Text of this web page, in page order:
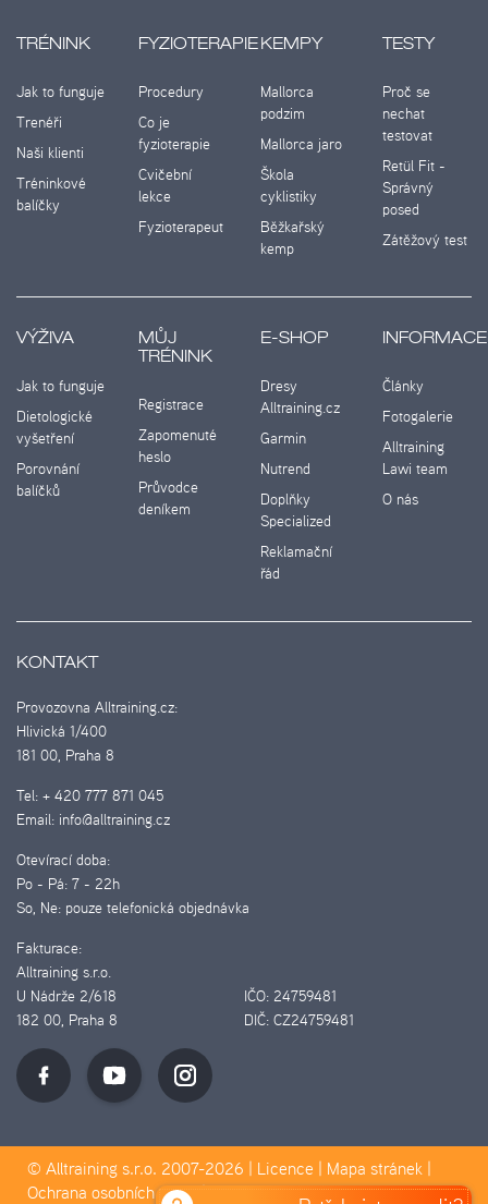
TRÉNINK
Jak to funguje
Trenéři
Naši klienti
Tréninkové
balíčky
FYZIOTERAPIE
Procedury
Co je
fyzioterapie
Cvičební
lekce
Fyzioterapeut
KEMPY
Mallorca
podzim
Mallorca jaro
Škola
cyklistiky
Běžkařský
kemp
TESTY
Proč se
nechat
testovat
Retül Fit -
Správný
posed
Zátěžový test
VÝŽIVA
Jak to funguje
Dietologické
vyšetření
Porovnání
balíčků
MŮJ
TRÉNINK
Registrace
Zapomenuté
heslo
Průvodce
deníkem
E-SHOP
Dresy
Alltraining.cz
Garmin
Nutrend
Doplňky
Specialized
Reklamační
řád
INFORMACE
Články
Fotogalerie
Alltraining
Lawi team
O nás
KONTAKT
Provozovna Alltraining.cz:
Hlivická 1/400
181 00, Praha 8
Tel: + 420 777 871 045
Email: info@alltraining.cz
Otevírací doba:
Po - Pá: 7 - 22h
So, Ne: pouze telefonická objednávka
Fakturace:
Alltraining s.r.o.
U Nádrže 2/618
IČO: 24759481
182 00, Praha 8
DIČ: CZ24759481
© Alltraining s.r.o. 2007-2026 | Licence | Mapa stránek |
Ochrana osobních údajů|Pravidla Cookies